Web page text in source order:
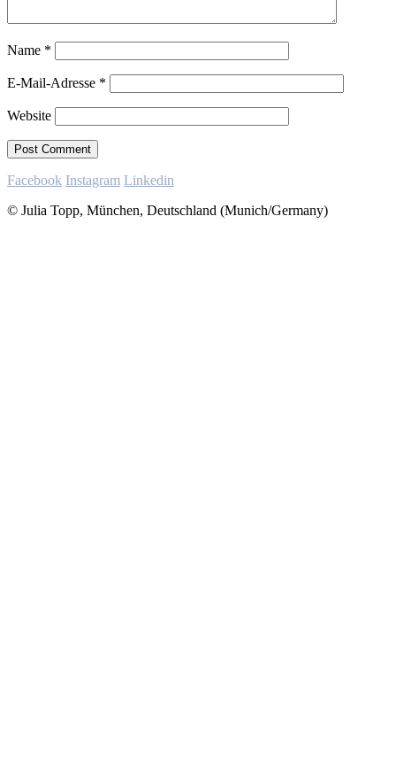
Name *
E-Mail-Adresse *
Website
Facebook Instagram Linkedin
© Julia Topp, München, Deutschland (Munich/Germany)